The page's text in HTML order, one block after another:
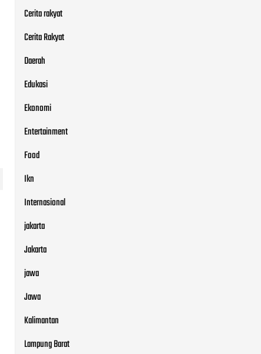
Ekonomi
Entertainment
Food
Ikn
Internasional
jakarta
Jakarta
jawa
Jawa
Kalimantan
Lampung Barat
Lampung Selatan
Lampung tengah
Lampung Tengah
Lampung Timur